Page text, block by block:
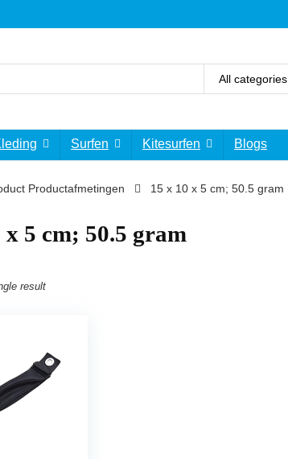
All categories
Surfen Kitesurfen Blogs
Productafmetingen ‎15 x 10 x 5 cm; 50.5 gram
x 5 cm; 50.5 gram
result